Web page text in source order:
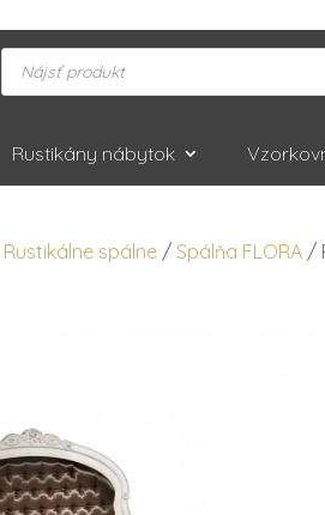
Products
search
Rustikány nábytok
Rustikálne spálne /Spálňa FLORA /